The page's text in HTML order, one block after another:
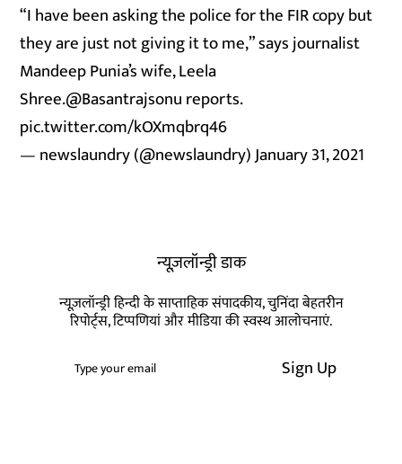
“I have been asking the police for the FIR copy but
they are just not giving it to me,” says journalist
Mandeep Punia’s wife, Leela
Shree.@Basantrajsonureports.
pic.twitter.com/kOXmqbrq46
— newslaundry (@newslaundry)January 31, 2021
न्यूज़लॉन्ड्री डाक
न्यूज़लॉन्ड्री हिन्दी के साप्ताहिक संपादकीय, चुनिंदा बेहतरीन
रिपोर्ट्स, टिप्पणियां और मीडिया की स्वस्थ आलोचनाएं.
Sign Up